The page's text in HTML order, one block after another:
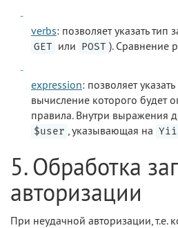
verbs: позволяет указать тип
GET или POST ). Сравнение
expression: позволяет
вычисление которого будет
правила. Внутри выражения
$user , указывающая на
5. Обработка
авторизации
При неудачной авторизации, т.е.